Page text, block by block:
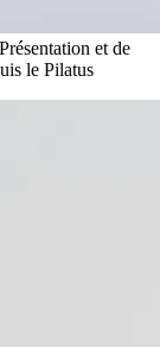
et de
le Pilatus